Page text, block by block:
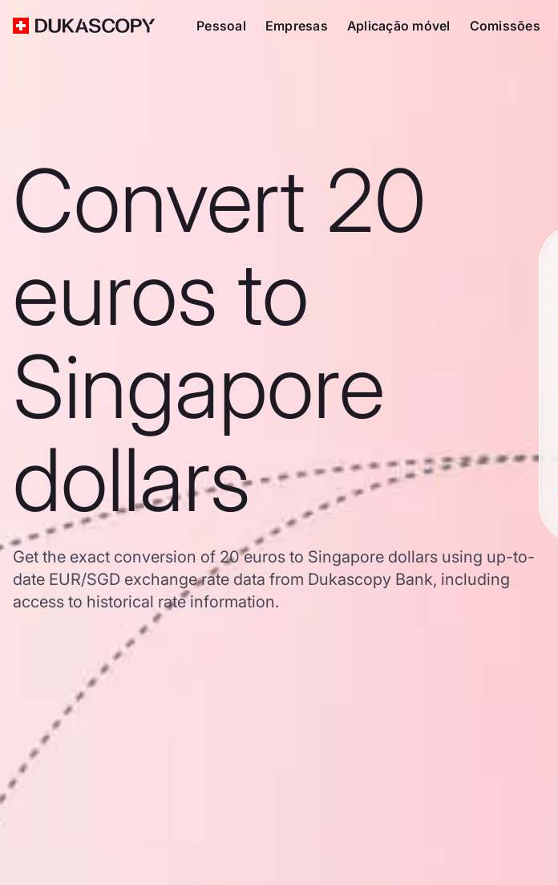
Pessoal Empresas Aplicação móvel Comissões
Convert 20
euros to
Singapore
dollars
Get the exact conversion of 20 euros to Singapore dollars using up-to-
date EUR/SGD exchange rate data from Dukascopy Bank, including
access to historical rate information.